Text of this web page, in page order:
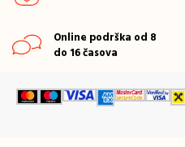
Online podrška od 8
do 16 časova